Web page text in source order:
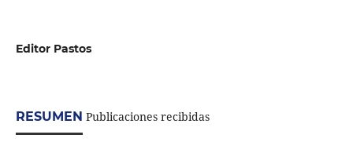
Editor Pastos
RESUMEN Publicaciones recibidas